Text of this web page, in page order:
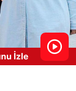
İzle